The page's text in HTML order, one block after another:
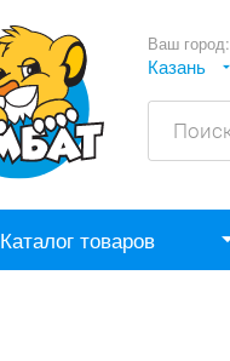
Ваш город:
Казань
Каталог товаров